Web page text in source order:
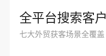
全平台搜索客户
七大外贸获客场景全覆盖